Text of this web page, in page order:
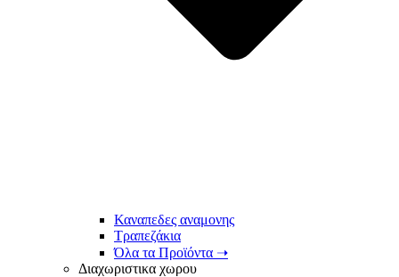
Καναπεδες αναμονης
Τραπεζάκια
Όλα τα Προϊόντα ➝
Διαχωριστικα χωρου